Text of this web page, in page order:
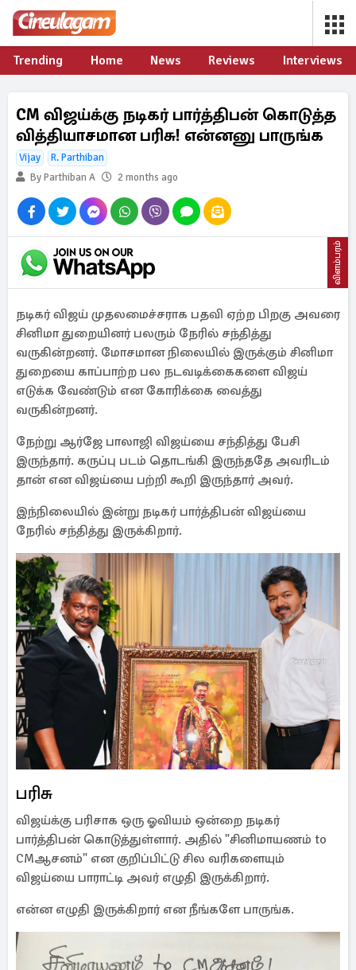
Trending Home News Reviews Interviews
CM விஜய்க்கு நடிகர் பார்த்திபன் கொடுத்த
வித்தியாசமான பரிசு! என்னனு பாருங்க
Vijay
R. Parthiban
By Parthiban A
2 months ago
விளம்பரம்
நடிகர் விஜய் முதலமைச்சராக பதவி ஏற்ற பிறகு அவரை
சினிமா துறையினர் பலரும் நேரில் சந்தித்து
வருகின்றனர். மோசமான நிலையில் இருக்கும் சினிமா
துறையை காப்பாற்ற பல நடவடிக்கைகளை விஜய்
எடுக்க வேண்டும் என கோரிக்கை வைத்து
வருகின்றனர்.
நேற்று ஆர்ஜே பாலாஜி விஜய்யை சந்தித்து பேசி
இருந்தார். கருப்பு படம் தொடங்கி இருந்ததே அவரிடம்
தான் என விஜய்யை பற்றி கூறி இருந்தார் அவர்.
இந்நிலையில் இன்று நடிகர் பார்த்திபன் விஜய்யை
நேரில் சந்தித்து இருக்கிறார்.
பரிசு
விஜய்க்கு பரிசாக ஒரு ஓவியம் ஒன்றை நடிகர்
பார்த்திபன் கொடுத்துள்ளார். அதில் "சினிமாயணம் to
CMஆசனம்" என குறிப்பிட்டு சில வரிகளையும்
விஜய்யை பாராட்டி அவர் எழுதி இருக்கிறார்.
என்ன எழுதி இருக்கிறார் என நீங்களே பாருங்க.